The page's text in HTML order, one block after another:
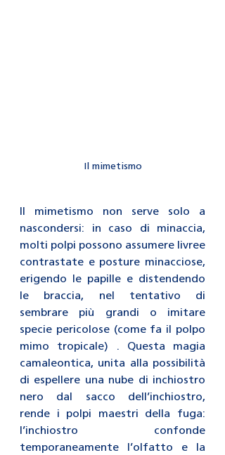
Il mimetismo
Il mimetismo non serve solo a
nascondersi: in caso di minaccia,
molti polpi possono assumere livree
contrastate e posture minacciose,
erigendo le papille e distendendo
le braccia, nel tentativo di
sembrare più grandi o imitare
specie pericolose (come fa il polpo
mimo tropicale) . Questa magia
camaleontica, unita alla possibilità
di espellere una nube di inchiostro
nero dal sacco dell’inchiostro,
rende i polpi maestri della fuga:
l’inchiostro confonde
temporaneamente l’olfatto e la